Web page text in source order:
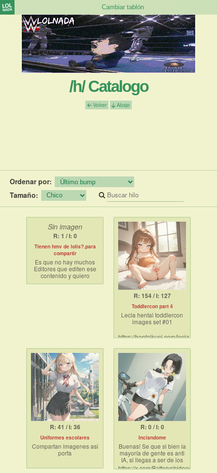
/h/ Catalogo
Volver Abajo
Ordenar por:
Tamaño:
Sin imagen
R: 1 / I: 0
Tienen hmv de lolis?.para
compartir
Es que no hay muchos
Editores que editen ese
contenido y quiero
pajearme con música
R: 154 / I: 127
Toddlercon part 4
Lecia hentai toddlercon
images set #01
https://hentaikuni.com/lecia-
images-set-01/
R: 41 / I: 36
Uniformes escolares
Compartan imagenes asi
porfa
R: 0 / I: 0
Inciandome
Buenas! Se que si bien la
mayoría de gente es anti
IA, si llegas a ser de los
que les gusta estoy
https://x.com/Batteryshideout/